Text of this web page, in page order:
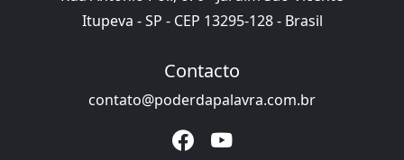
Itupeva - SP - CEP 13295-128 - Brasil
Contacto
contato@poderdapalavra.com.br